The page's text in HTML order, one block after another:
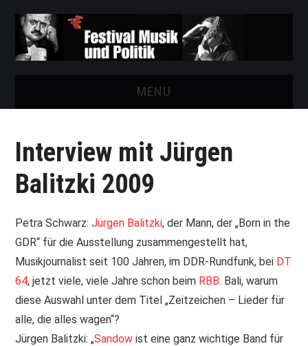
MENU
FESTIVAL
NEWS
VEREIN
AUSSTELLUNGEN
ARCHIV
PRINT & CDS
Interview mit Jürgen
Balitzki 2009
Petra Schwarz:Jürgen Balitzki, der Mann, der „Born in the
GDR“ für die Ausstellung zusammengestellt hat,
Musikjournalist seit 100 Jahren, im DDR-Rundfunk, bei DT
64, jetzt viele, viele Jahre schon beim RBB. Bali, warum
diese Auswahl unter dem Titel „Zeitzeichen – Lieder für
alle, die alles wagen“?
Jürgen Balitzki: „Sandow ist eine ganz wichtige Band für